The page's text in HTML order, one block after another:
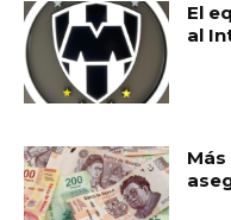
El
al